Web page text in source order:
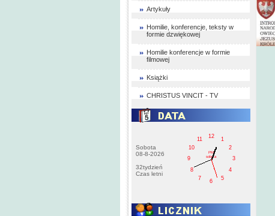
Artykuły
Homilie, konferencje, teksty w
formie dzwiękowej
Homilie konferencje w formie
filmowej
Książki
CHRISTUS VINCIT - TV
Sobota
08-8-2026
32tydzień
Czas letni
1
2
3
4
5
6
7
8
9
10
11
12
PM
sobota